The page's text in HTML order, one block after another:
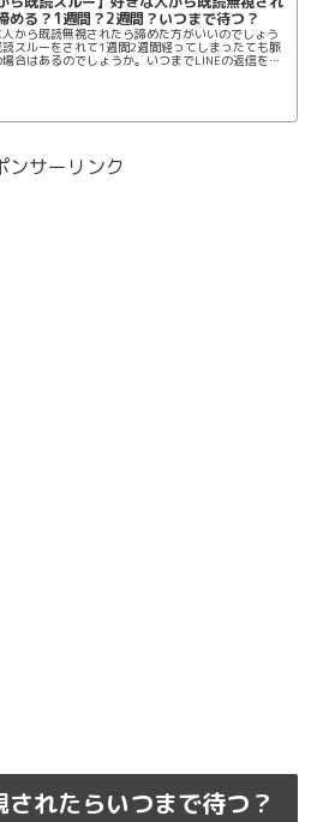
める？1週間？2週間？いつまで待つ？
から既読無視されたら諦めた方がいいのでしょう
読スルーをされて1週間2週間経ってしまったても脈
場合はあるのでしょうか。いつまでLINEの返信を待
ンサーリンク
れたらいつまで待つ？